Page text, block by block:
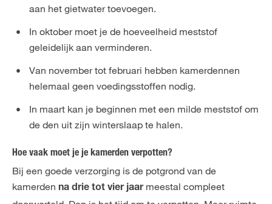
aan het gietwater toevoegen.
In oktober moet je de hoeveelheid meststof
geleidelijk aan verminderen.
Van november tot februari hebben kamerdennen
helemaal geen voedingsstoffen nodig.
In maart kan je beginnen met een milde meststof om
de den uit zijn winterslaap te halen.
Hoe vaak moet je je kamerden verpotten?
Bij een goede verzorging is de potgrond van de
kamerden na drie tot vier jaarmeestal compleet